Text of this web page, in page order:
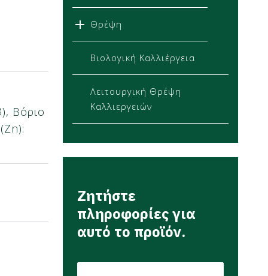
Βόριο
Θρέψη
Βιολογική Καλλιέργεια
Λειτουργική Θρέψη
Καλλιεργειών
Ζητήστε
πληροφορίες για
αυτό το προϊόν.
E